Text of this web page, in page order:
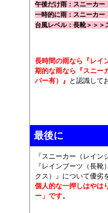
午後だけ雨：スニーカー
一時的に雨：スニーカー
台風レベル：長靴＞＞＞
長時間の雨なら『レイ
期的な雨なら『スニー
バー有）』
と認識して
最後に
『スニーカー（レイン
『レインブーツ（長靴
クス）』について優劣
個人的な一押しはやは
ー」です。